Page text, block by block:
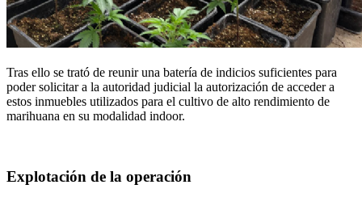
Tras ello se trató de reunir una batería de indicios suficientes para
poder solicitar a la autoridad judicial la autorización de acceder a
estos inmuebles utilizados para el cultivo de alto rendimiento de
marihuana en su modalidad indoor.
Explotación de la operación